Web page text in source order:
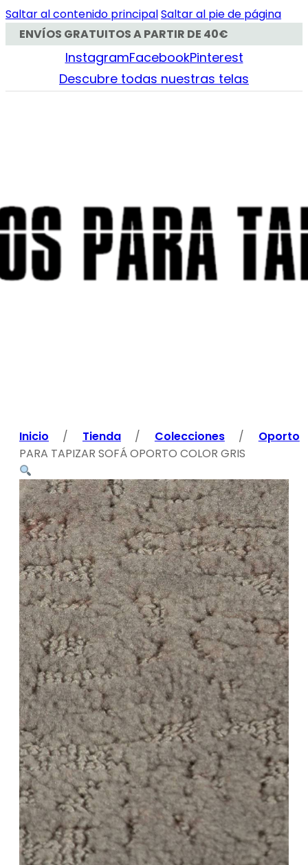
Saltar al contenido principalSaltar al pie de página
ENVÍOS GRATUITOS A PARTIR DE 40€
InstagramFacebookPinterest
Descubre todas nuestras telas
Inicio / Tienda / Colecciones /
Oporto
PARA TAPIZAR SOFÁ OPORTO COLOR GRIS